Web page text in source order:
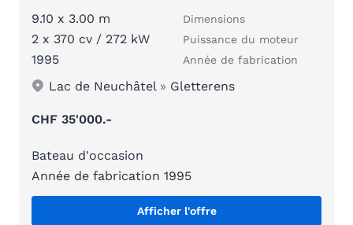
9.10 x 3.00 m
Dimensions
2 x 370 cv / 272 kW Puissance du moteur
1995 Année de fabrication
Lac de Neuchâtel» Gletterens
CHF 35'000.-
Bateau d'occasion
Année de fabrication 1995
Afficher l'offre